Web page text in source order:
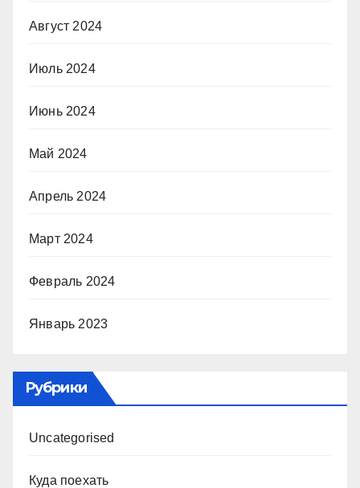
Август 2024
Июль 2024
Июнь 2024
Май 2024
Апрель 2024
Март 2024
Февраль 2024
Январь 2023
Рубрики
Uncategorised
Куда поехать